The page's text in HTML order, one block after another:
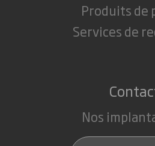
Produits de
Services de
Nos